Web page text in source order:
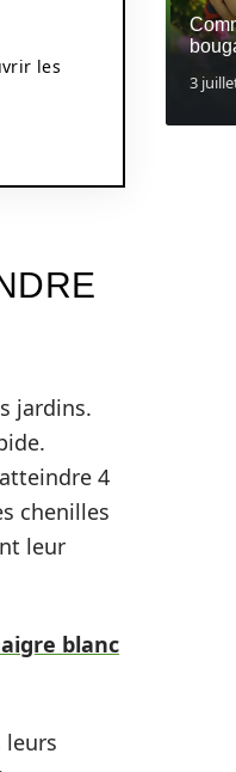
les
jardins.
4
chenilles
leur
blanc
leurs
3